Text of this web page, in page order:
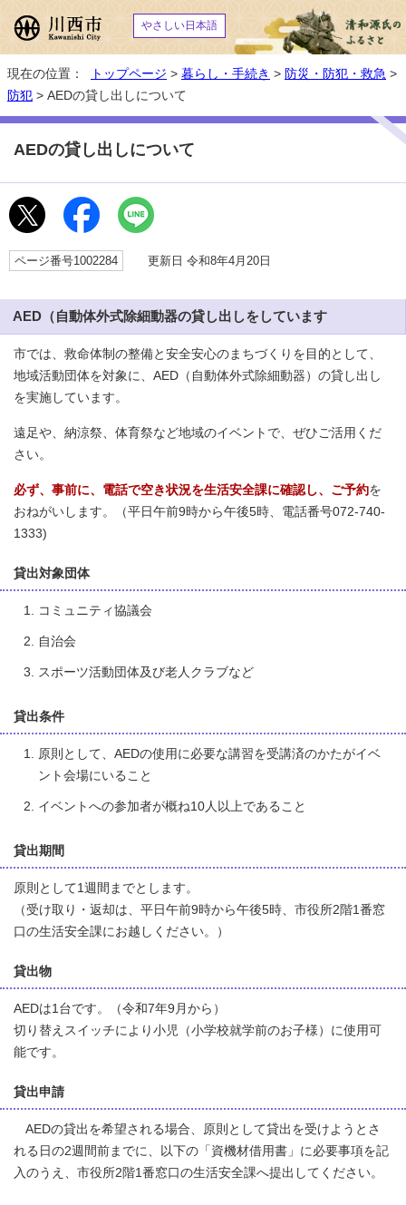
やさしい日本語
現在の位置： トップページ > 暮らし・手続き > 防災・防犯・救急 >
防犯 > AEDの貸し出しについて
AEDの貸し出しについて
ページ番号1002284 更新日 令和8年4月20日
AED（自動体外式除細動器の貸し出しをしています
市では、救命体制の整備と安全安心のまちづくりを目的として、
地域活動団体を対象に、AED（自動体外式除細動器）の貸し出し
を実施しています。
遠足や、納涼祭、体育祭など地域のイベントで、ぜひご活用くだ
さい。
必ず、事前に、電話で空き状況を生活安全課に確認し、ご予約を
おねがいします。（平日午前9時から午後5時、電話番号072-740-
1333)
貸出対象団体
コミュニティ協議会
自治会
スポーツ活動団体及び老人クラブなど
貸出条件
原則として、AEDの使用に必要な講習を受講済のかたがイベ
ント会場にいること
イベントへの参加者が概ね10人以上であること
貸出期間
原則として1週間までとします。
（受け取り・返却は、平日午前9時から午後5時、市役所2階1番窓
口の生活安全課にお越しください。）
貸出物
AEDは1台です。（令和7年9月から）
切り替えスイッチにより小児（小学校就学前のお子様）に使用可
能です。
貸出申請
AEDの貸出を希望される場合、原則として貸出を受けようとさ
れる日の2週間前までに、以下の「資機材借用書」に必要事項を記
入のうえ、市役所2階1番窓口の生活安全課へ提出してください。